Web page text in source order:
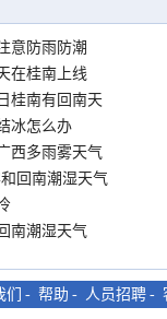
意防雨防潮
在桂南上线
桂南有回南天
冰怎么办
西多雨雾天气
回南潮湿天气
南潮湿天气
- 帮助 - 人员招聘 -